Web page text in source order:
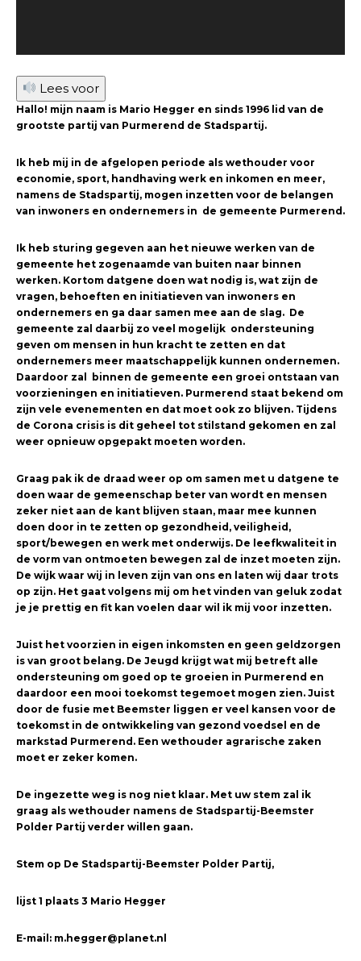
Lees voor
Hallo! mijn naam is Mario Hegger en sinds 1996 lid van de
grootste partij van Purmerend de Stadspartij.
Ik heb mij in de afgelopen periode als wethouder voor
economie, sport, handhaving werk en inkomen en meer,
namens de Stadspartij, mogen inzetten voor de belangen
van inwoners en ondernemers in de gemeente Purmerend.
Ik heb sturing gegeven aan het nieuwe werken van de
gemeente het zogenaamde van buiten naar binnen
werken. Kortom datgene doen wat nodig is, wat zijn de
vragen, behoeften en initiatieven van inwoners en
ondernemers en ga daar samen mee aan de slag. De
gemeente zal daarbij zo veel mogelijk ondersteuning
geven om mensen in hun kracht te zetten en dat
ondernemers meer maatschappelijk kunnen ondernemen.
Daardoor zal binnen de gemeente een groei ontstaan van
voorzieningen en initiatieven. Purmerend staat bekend om
zijn vele evenementen en dat moet ook zo blijven. Tijdens
de Corona crisis is dit geheel tot stilstand gekomen en zal
weer opnieuw opgepakt moeten worden.
Graag pak ik de draad weer op om samen met u datgene te
doen waar de gemeenschap beter van wordt en mensen
zeker niet aan de kant blijven staan, maar mee kunnen
doen door in te zetten op gezondheid, veiligheid,
sport/bewegen en werk met onderwijs. De leefkwaliteit in
de vorm van ontmoeten bewegen zal de inzet moeten zijn.
De wijk waar wij in leven zijn van ons en laten wij daar trots
op zijn. Het gaat volgens mij om het vinden van geluk zodat
je je prettig en fit kan voelen daar wil ik mij voor inzetten.
Juist het voorzien in eigen inkomsten en geen geldzorgen
is van groot belang. De Jeugd krijgt wat mij betreft alle
ondersteuning om goed op te groeien in Purmerend en
daardoor een mooi toekomst tegemoet mogen zien. Juist
door de fusie met Beemster liggen er veel kansen voor de
toekomst in de ontwikkeling van gezond voedsel en de
markstad Purmerend. Een wethouder agrarische zaken
moet er zeker komen.
De ingezette weg is nog niet klaar. Met uw stem zal ik
graag als wethouder namens de Stadspartij-Beemster
Polder Partij verder willen gaan.
Stem op De Stadspartij-Beemster Polder Partij,
lijst 1 plaats 3 Mario Hegger
E-mail: m.hegger@planet.nl